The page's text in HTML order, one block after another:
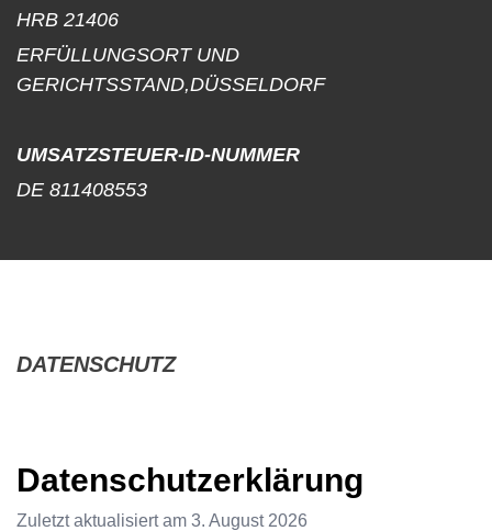
HRB 21406
ERFÜLLUNGSORT UND
GERICHTSSTAND,DÜSSELDORF
UMSATZSTEUER-ID-NUMMER
DE 811408553
DATENSCHUTZ
Datenschutzerklärung
Zuletzt aktualisiert am 3. August 2026